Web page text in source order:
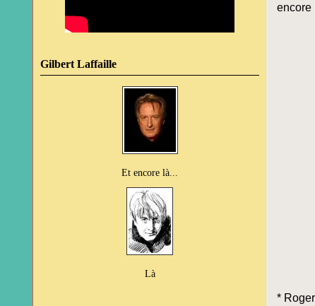
Gilbert Laffaille
Et encore là...
Là
encore
*